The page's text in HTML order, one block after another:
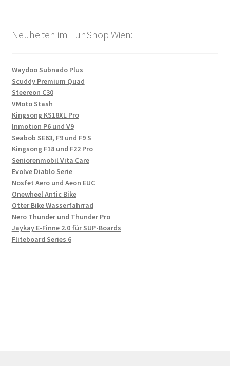
Neuheiten im FunShop Wien:
Waydoo Subnado Plus
Scuddy Premium Quad
Steereon C30
VMoto Stash
Kingsong KS18XL Pro
Inmotion P6 und V9
Seabob SE63, F9 und F9 S
Kingsong F18 und F22 Pro
Seniorenmobil Vita Care
Evolve Diablo Serie
Nosfet Aero und Aeon EUC
Onewheel Antic Bike
Otter Bike Wasserfahrrad
Nero Thunder und Thunder Pro
Jaykay E-Finne 2.0 für SUP-Boards
Fliteboard Series 6